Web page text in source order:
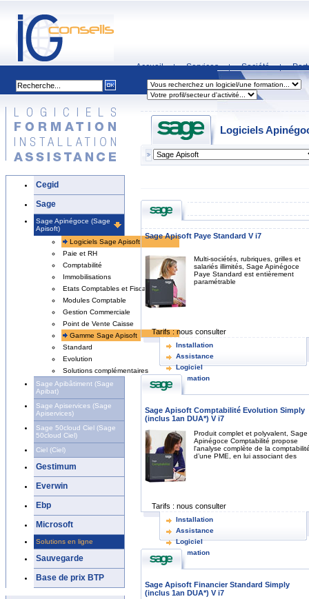
Accueil | Services | Société |
Cegid
Sage
Sage Apinégoce (Sage
Apisoft)
Logiciels Sage Apisoft
Paie et RH
Comptabilité
Immobilisations
Etats Comptables et Fiscaux
Modules Comptable
Gestion Commerciale
Point de Vente Caisse
Gamme Sage Apisoft
Standard
Evolution
Solutions complémentaires
Sage Apibâtiment (Sage
Apibat)
Sage Apiservices (Sage
Apiservices)
Sage 50cloud Ciel (Sage
50cloud Ciel)
Ciel (Ciel)
Gestimum
Everwin
Ebp
Microsoft
Solutions en ligne
Sauvegarde
Base de prix BTP
Logiciels
Sage Apisoft Paye Standard V i7
Multi-sociétés, rubriques, grilles et
salariés illimités, Sage Apinégoce
Paye Standard est entièrement
paramétrable
Tarifs :nous consulter
Installation
Assistance
Logiciel
Formation
Sage Apisoft Comptabilité Evolution Simply
(inclus 1an DUA*) V i7
Produit complet et polyvalent, Sage
Apinégoce Comptabilité propose
l'analyse complète de la
d’une PME, en lui associant des
Tarifs : nous consulter
Installation
Assistance
Logiciel
Formation
Sage Apisoft Financier Standard Simply
(inclus 1an DUA*) V i7